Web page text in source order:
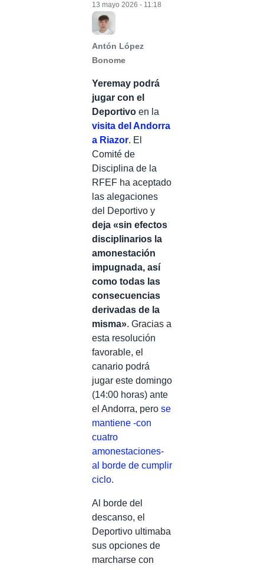
Antón López
Bonome
13 mayo 2026 - 11:18
Yeremay podrá
jugar con el
Deportivo en la
visita del Andorra
a Riazor. El
Comité de
Disciplina de la
RFEF ha aceptado
las alegaciones
del Deportivo y
deja «sin efectos
disciplinarios la
amonestación
impugnada, así
como todas las
consecuencias
derivadas de la
misma». Gracias a
esta resolución
favorable, el
canario podrá
jugar este domingo
(14:00 horas) ante
el Andorra, pero se
mantiene -con
cuatro
amonestaciones-
al borde de cumplir
ciclo.
Al borde del
descanso, el
Deportivo ultimaba
sus opciones de
marcharse con